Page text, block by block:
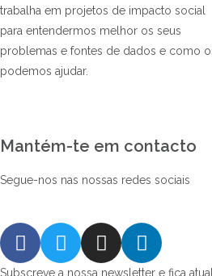
trabalha em projetos de impacto social
para entendermos melhor os seus
problemas e fontes de dados e como
podemos ajudar.
Mantém-te em contacto
Segue-nos nas nossas redes sociais
Subscreve a nossa newsletter e fica